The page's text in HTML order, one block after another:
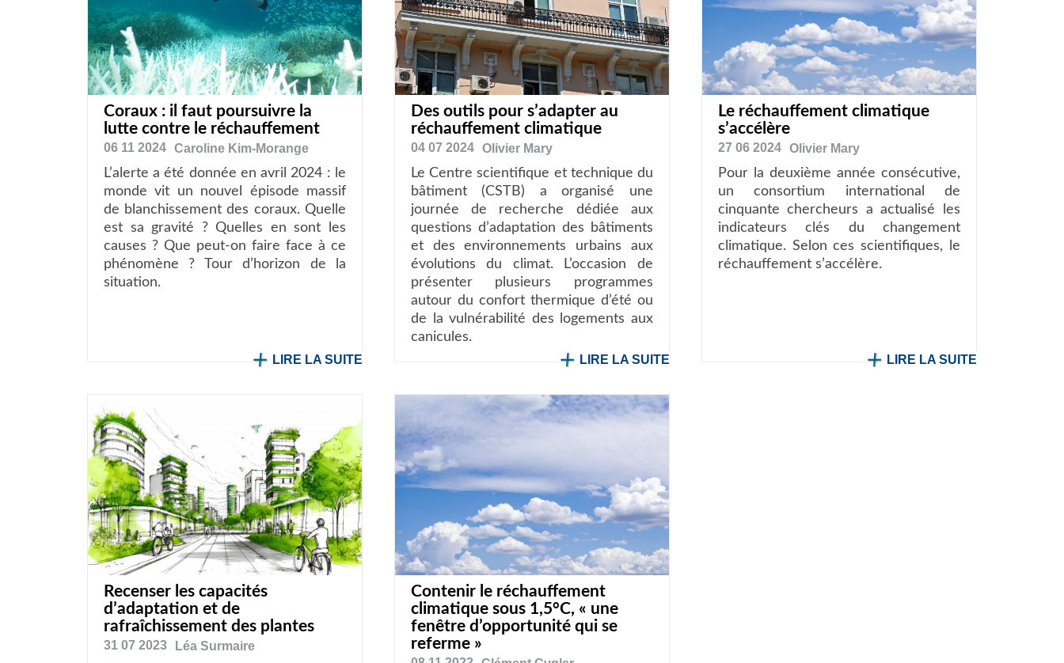
Coraux : il faut poursuivre la
lutte contre le réchauffement
06 11 2024 Caroline Kim-Morange
L’alerte a été donnée en avril 2024 : le
monde vit un nouvel épisode massif
de blanchissement des coraux. Quelle
est sa gravité ? Quelles en sont les
causes ? Que peut-on faire face à ce
phénomène ? Tour d’horizon de la
situation.
LIRE LA SUITE
Des outils pour s’adapter au
réchauffement climatique
04 07 2024 Olivier Mary
Le Centre scientifique et technique du
bâtiment (CSTB) a organisé une
journée de recherche dédiée aux
questions d’adaptation des bâtiments
et des environnements urbains aux
évolutions du climat. L’occasion de
présenter plusieurs programmes
autour du confort thermique d’été ou
de la vulnérabilité des logements aux
canicules.
LIRE LA SUITE
Le réchauffement climatique
s’accélère
27 06 2024 Olivier Mary
Pour la deuxième année consécutive,
un consortium international de
cinquante chercheurs a actualisé les
indicateurs clés du changement
climatique. Selon ces scientifiques, le
réchauffement s’accélère.
LIRE LA SUITE
Recenser les capacités
d’adaptation et de
rafraîchissement des plantes
31 07 2023 Léa Surmaire
Contenir le réchauffement
climatique sous 1,5°C, « une
fenêtre d’opportunité qui se
referme »